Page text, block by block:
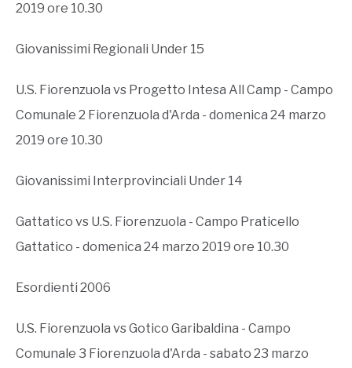
2019 ore 10.30
Giovanissimi Regionali Under 15
U.S. Fiorenzuola vs Progetto Intesa All Camp - Campo
Comunale 2 Fiorenzuola d'Arda - domenica 24 marzo
2019 ore 10.30
Giovanissimi Interprovinciali Under 14
Gattatico vs U.S. Fiorenzuola - Campo Praticello
Gattatico - domenica 24 marzo 2019 ore 10.30
Esordienti 2006
U.S. Fiorenzuola vs Gotico Garibaldina - Campo
Comunale 3 Fiorenzuola d'Arda - sabato 23 marzo